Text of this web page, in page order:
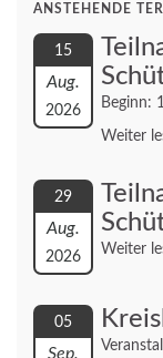
ANSTEHENDE
15
Aug.
2026 Beginn:
Weiter
29
Aug.
2026 Weiter
05
Sep.